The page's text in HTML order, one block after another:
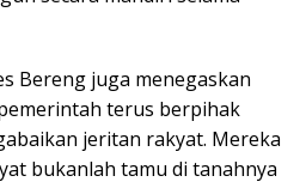
Bereng juga menegaskan
terus berpihak
jeritan rakyat. Mereka
bukanlah tamu di tanahnya